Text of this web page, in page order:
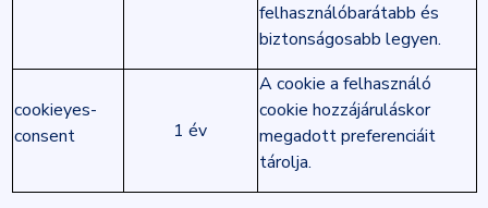
felhasználóbarátabb és
biztonságosabb legyen.
cookieyes-
consent
1 év
A cookie a felhasználó
cookie hozzájáruláskor
megadott preferenciáit
tárolja.